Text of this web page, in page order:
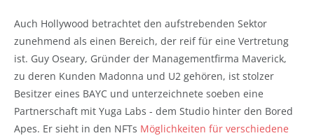
Auch Hollywood betrachtet den aufstrebenden Sektor
zunehmend als einen Bereich, der reif für eine Vertretung
ist. Guy Oseary, Gründer der Managementfirma Maverick,
zu deren Kunden Madonna und U2 gehören, ist stolzer
Besitzer eines BAYC und unterzeichnete soeben eine
Partnerschaft mit Yuga Labs - dem Studio hinter den Bored
Apes. Er sieht in den NFTs Möglichkeiten für verschiedene